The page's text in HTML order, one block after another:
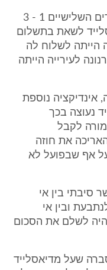
אני מקבלת, אפוא, את גרסת הצדדים השלישיים 1 - 3
לשאת בתשלום
הייתה לשלוח לה
לעירייה הייתה
אינדיקציה נוספת
נעוצה בכך
לקבל
את חוזה
אף שבפועל לא
סיבתי בין אי
ובין אי
לשלם את הסכום
שעל מדיאסלייד